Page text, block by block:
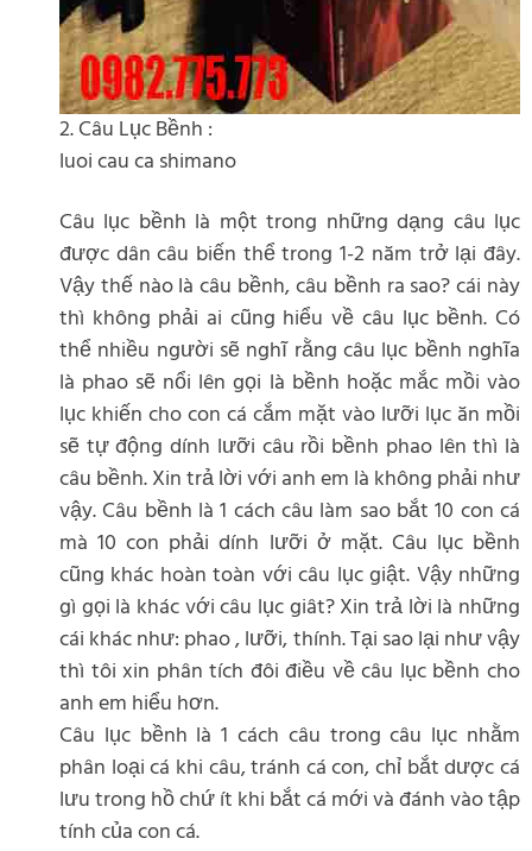
2. Câu Lục Bềnh :
luoi cau ca shimano
Câu lục bềnh là một trong những dạng câu lục
được dân câu biến thể trong 1-2 năm trở lại đây.
Vậy thế nào là câu bềnh, câu bềnh ra sao? cái này
thì không phải ai cũng hiểu về câu lục bềnh. Có
thể nhiều người sẽ nghĩ rằng câu lục bềnh nghĩa
là phao sẽ nổi lên gọi là bềnh hoặc mắc mồi vào
lục khiến cho con cá cắm mặt vào lưỡi lục ăn mồi
sẽ tự động dính lưỡi câu rồi bềnh phao lên thì là
câu bềnh. Xin trả lời với anh em là không phải như
vậy. Câu bềnh là 1 cách câu làm sao bắt 10 con cá
mà 10 con phải dính lưỡi ở mặt. Câu lục bềnh
cũng khác hoàn toàn với câu lục giật. Vậy những
gì gọi là khác với câu lục giât? Xin trả lời là những
cái khác như: phao , lưỡi, thính. Tại sao lại như vậy
thì tôi xin phân tích đôi điều về câu lục bềnh cho
anh em hiểu hơn.
Câu lục bềnh là 1 cách câu trong câu lục nhằm
phân loại cá khi câu, tránh cá con, chỉ bắt dược cá
lưu trong hồ chứ ít khi bắt cá mới và đánh vào tập
tính của con cá.